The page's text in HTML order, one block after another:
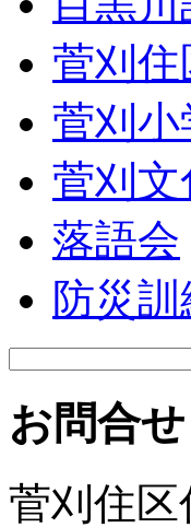
菅刈住
菅刈
菅刈文
落語会
防災訓
お問合せ
菅刈住